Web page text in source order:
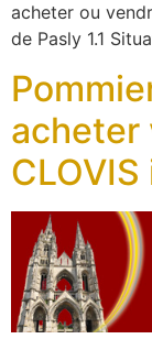
acheter ou
de Pasly 1.1
acheter